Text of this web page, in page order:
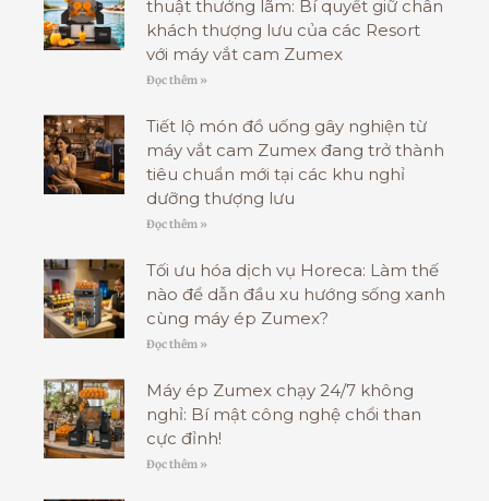
thuật thưởng lãm: Bí quyết giữ chân
khách thượng lưu của các Resort
với máy vắt cam Zumex
Đọc thêm »
Tiết lộ món đồ uống gây nghiện từ
máy vắt cam Zumex đang trở thành
tiêu chuẩn mới tại các khu nghỉ
dưỡng thượng lưu
Đọc thêm »
Tối ưu hóa dịch vụ Horeca: Làm thế
nào để dẫn đầu xu hướng sống xanh
cùng máy ép Zumex?
Đọc thêm »
Máy ép Zumex chạy 24/7 không
nghỉ: Bí mật công nghệ chổi than
cực đỉnh!
Đọc thêm »